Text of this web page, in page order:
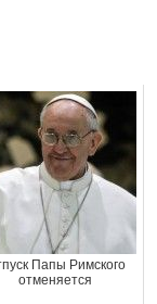
Папы Римского
отменяется